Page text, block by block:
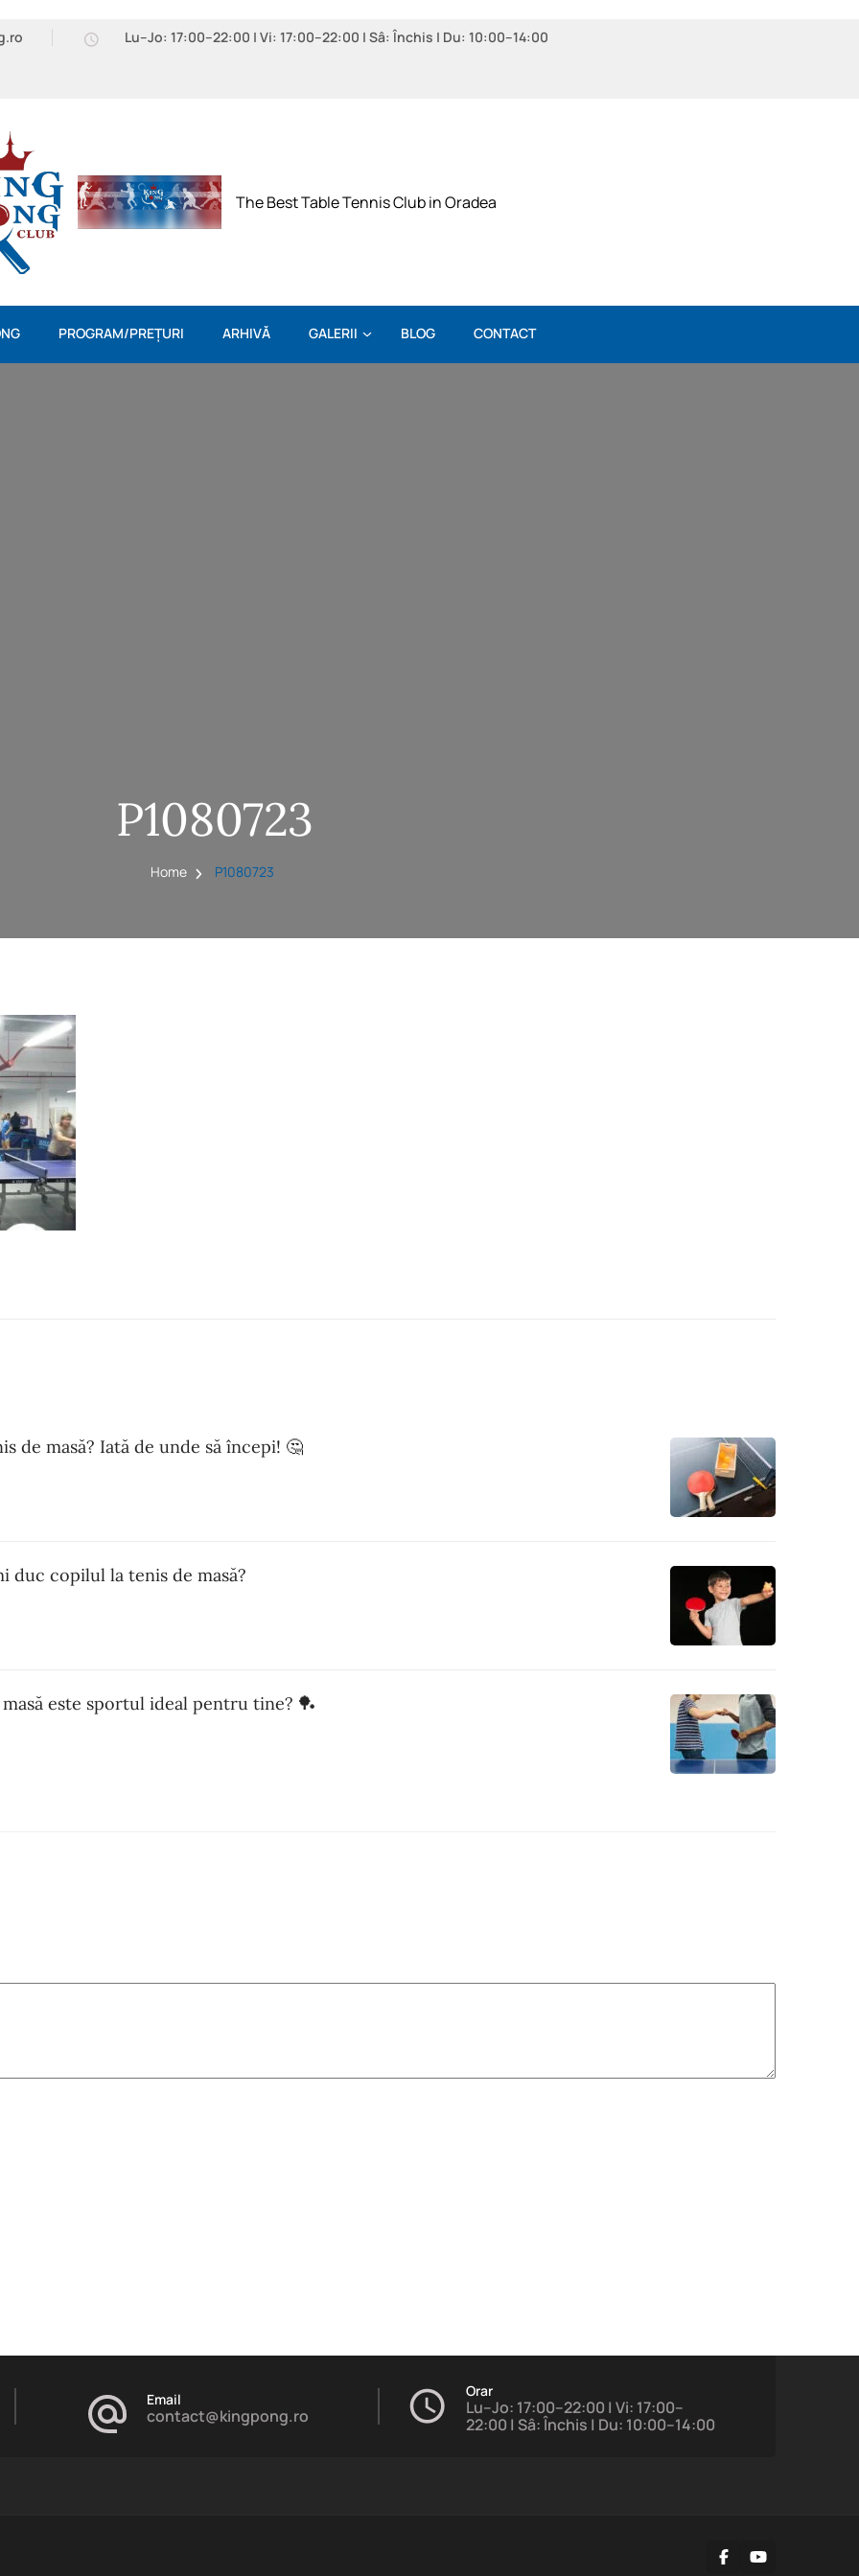
Lu–Jo: 17:00–22:00 | Vi: 17:00–22:00 | Sâ: Închis | Du: 10:00–14:00
The Best Table Tennis Club in Oradea
PROGRAM/PREȚURI ARHIVĂ GALERII BLOG CONTACT
P1080723
Home P1080723
de masă? Iată de unde să începi! 🤔
duc copilul la tenis de masă?
este sportul ideal pentru tine? 🏓
Email
contact@kingpong.ro
Orar
Lu–Jo: 17:00–22:00 | Vi: 17:00–
22:00 | Sâ: Închis | Du: 10:00–14:00